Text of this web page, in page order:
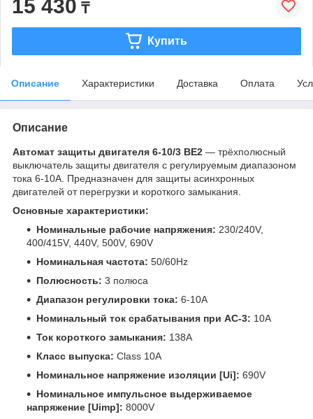
15 430 ₸
Купить
Описание Характеристики Доставка Оплата
Описание
Автомат защиты двигателя 6-10/3 BE2 — трёхполюсный
выключатель защиты двигателя с регулируемым диапазоном
тока 6-10A. Предназначен для защиты асинхронных
двигателей от перегрузки и короткого замыкания.
Основные характеристики:
Номинальные рабочие напряжения: 230/240V,
400/415V, 440V, 500V, 690V
Номинальная частота: 50/60Hz
Полюсность: 3 полюса
Диапазон регулировки тока: 6-10A
Номинальный ток срабатывания при AC-3: 10A
Ток короткого замыкания: 138A
Класс выпуска: Class 10A
Номинальное напряжение изоляции [Ui]: 690V
Номинальное импульсное выдерживаемое
напряжение [Uimp]: 8000V